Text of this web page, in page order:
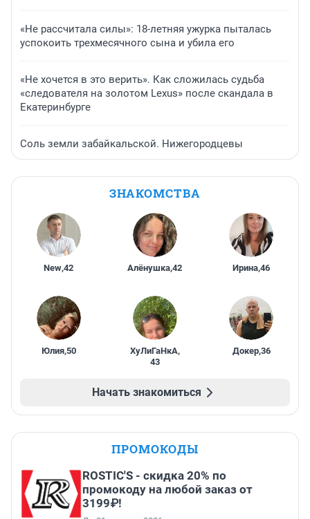
«Не рассчитала силы»: 18-летняя ужурка пыталась
успокоить трехмесячного сына и убила его
«Не хочется в это верить». Как сложилась судьба
«следователя на золотом Lexus» после скандала в
Екатеринбурге
Соль земли забайкальской. Нижегородцевы
ЗНАКОМСТВА
New,42 Алёнушка,42 Ирина,46
Юлия,50 ХуЛиГаНкА,
43
Докер,36
Начать знакомиться
ПРОМОКОДЫ
ROSTIC'S - скидка 20% по
промокоду на любой заказ от
3199₽!